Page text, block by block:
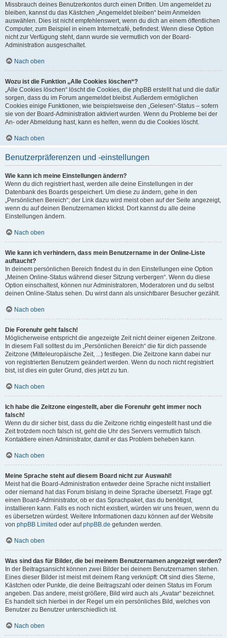
Missbrauch deines Benutzerkontos durch einen Dritten. Um angemeldet zu
bleiben, kannst du das Kästchen „Angemeldet bleiben“ beim Anmelden
auswählen. Dies ist nicht empfehlenswert, wenn du dich an einem öffentlichen
Computer, zum Beispiel in einem Internetcafé, befindest. Wenn diese Option
nicht zur Verfügung steht, dann wurde sie vermutlich von der Board-
Administration ausgeschaltet.
Nach oben
Wozu ist die Funktion „Alle Cookies löschen“?
„Alle Cookies löschen“ löscht die Cookies, die phpBB erstellt hat und die dafür
sorgen, dass du im Forum angemeldet bleibst. Außerdem ermöglichen
Cookies einige Funktionen, wie beispielsweise den „Gelesen“-Status – sofern
sie von der Board-Administration aktiviert wurden. Wenn du Probleme bei der
An- oder Abmeldung hast, kann es helfen, wenn du die Cookies löscht.
Nach oben
Benutzerpräferenzen und -einstellungen
Wie kann ich meine Einstellungen ändern?
Wenn du dich registriert hast, werden alle deine Einstellungen in der
Datenbank des Boards gespeichert. Um diese zu ändern, gehe in den
„Persönlichen Bereich“; der Link dazu wird meist oben auf der Seite angezeigt,
wenn du auf deinen Benutzernamen klickst. Dort kannst du alle deine
Einstellungen ändern.
Nach oben
Wie kann ich verhindern, dass mein Benutzername in der Online-Liste
auftaucht?
In deinem persönlichen Bereich findest du in den Einstellungen eine Option
„Meinen Online-Status während dieser Sitzung verbergen“. Wenn du diese
Option einschaltest, können nur Administratoren, Moderatoren und du selbst
deinen Online-Status sehen. Du wirst dann als unsichtbarer Besucher gezählt.
Nach oben
Die Forenuhr geht falsch!
Möglicherweise entspricht die angezeigte Zeit nicht deiner eigenen Zeitzone.
In diesem Fall solltest du im „Persönlichen Bereich“ die für dich passende
Zeitzone (Mitteleuropäische Zeit, ...) festlegen. Die Zeitzone kann dabei nur
von registrierten Benutzern geändert werden. Wenn du noch nicht registriert
bist, ist dies ein guter Grund, dies jetzt zu tun.
Nach oben
Ich habe die Zeitzone eingestellt, aber die Forenuhr geht immer noch
falsch!
Wenn du dir sicher bist, dass du die Zeitzone richtig eingestellt hast und die
Zeit trotzdem noch falsch ist, geht die Uhr des Servers vermutlich falsch.
Kontaktiere einen Administrator, damit er das Problem beheben kann.
Nach oben
Meine Sprache steht auf diesem Board nicht zur Auswahl!
Meist hat die Board-Administration entweder deine Sprache nicht installiert
oder niemand hat das Forum bislang in deine Sprache übersetzt. Frage ggf.
einen Board-Administrator, ob er das Sprachpaket, das du benötigst,
installieren kann. Falls es noch nicht existiert, würden wir uns freuen, wenn du
es übersetzen würdest. Weitere Informationen dazu können auf der Website
von phpBB Limited oder aufphpBB.de gefunden werden.
Nach oben
Was sind das für Bilder, die bei meinem Benutzernamen angezeigt werden?
In der Beitragsansicht können zwei Bilder bei deinem Benutzernamen stehen.
Eines dieser Bilder ist meist mit deinem Rang verknüpft: Oft sind dies Sterne,
Kästchen oder Punkte, die deine Beitragszahl oder deinen Status im Forum
angeben. Das andere, meist größere, Bild wird auch als „Avatar“ bezeichnet.
Es handelt sich hierbei in der Regel um ein persönliches Bild, welches von
Benutzer zu Benutzer unterschiedlich ist.
Nach oben